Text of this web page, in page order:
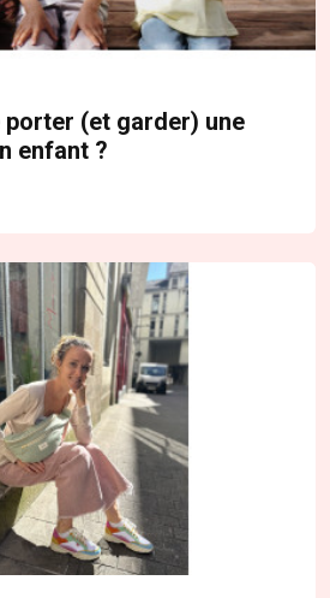
(et garder) une
enfant ?